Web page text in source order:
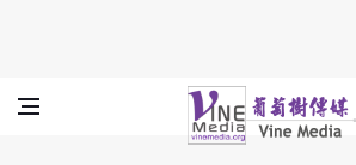
以弗所書
Vine Media
葡萄樹傳媒